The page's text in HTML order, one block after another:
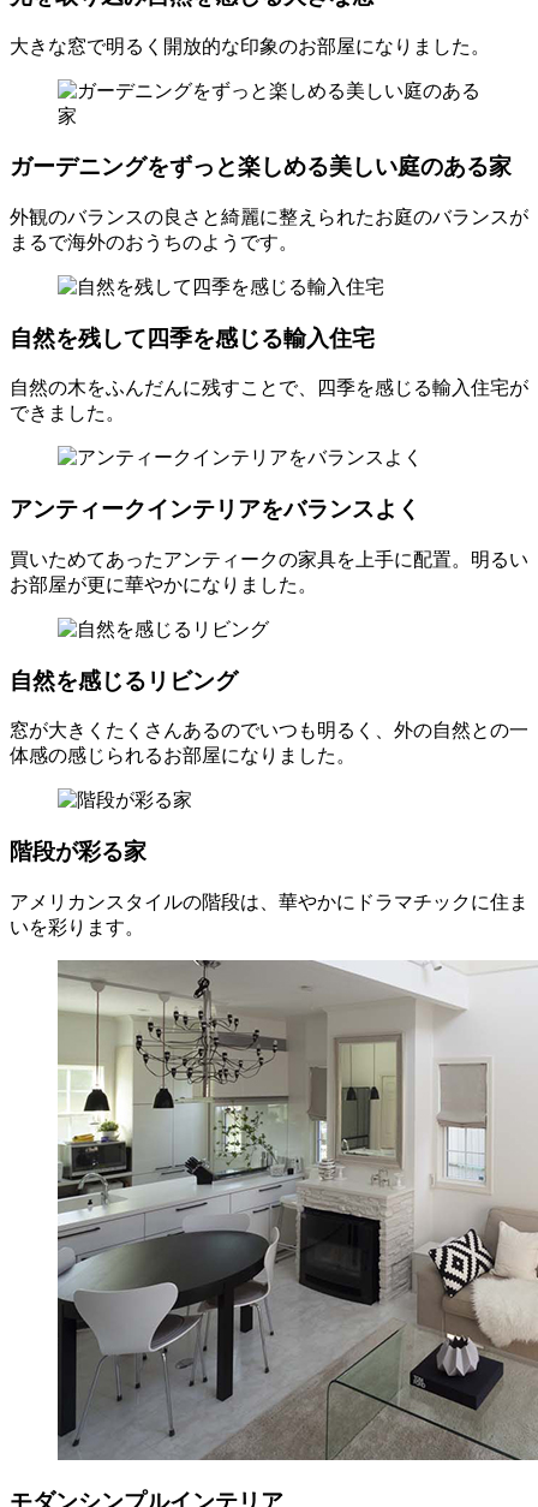
大きな窓で明るく開放的な印象のお部屋になりました。
ガーデニングをずっと楽しめる美しい庭のある家
外観のバランスの良さと綺麗に整えられたお庭のバランスが
まるで海外のおうちのようです。
自然を残して四季を感じる輸入住宅
自然の木をふんだんに残すことで、四季を感じる輸入住宅が
できました。
アンティークインテリアをバランスよく
買いためてあったアンティークの家具を上手に配置。明るい
お部屋が更に華やかになりました。
自然を感じるリビング
窓が大きくたくさんあるのでいつも明るく、外の自然との一
体感の感じられるお部屋になりました。
階段が彩る家
アメリカンスタイルの階段は、華やかにドラマチックに住ま
いを彩ります。